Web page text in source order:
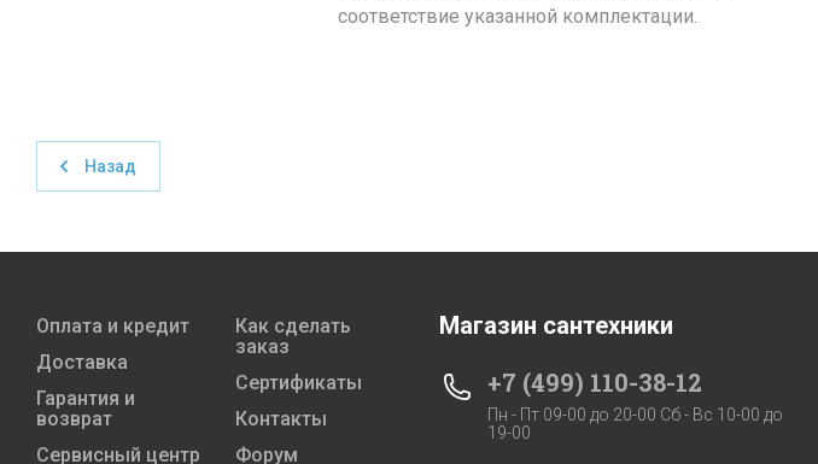
соответствие указанной комплектации.
Назад
Оплата и кредит
Доставка
Гарантия и
возврат
Сервисный центр
Как сделать
заказ
Сертификаты
Контакты
Форум
Магазин сантехники
+7 (499) 110-38-12
Пн - Пт 09-00 до 20-00 Сб - Вс 10-00 до
19-00